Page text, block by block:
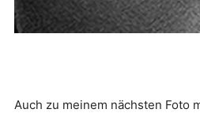
Auch zu meinem nächsten Foto